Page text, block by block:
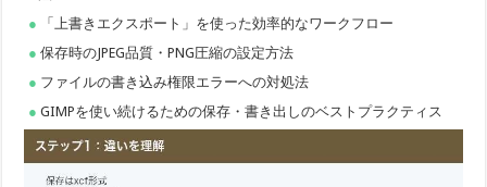
「上書きエクスポート」を使った効率的なワークフロー
保存時のJPEG品質・PNG圧縮の設定方法
ファイルの書き込み権限エラーへの対処法
GIMPを使い続けるための保存・書き出しのベストプラクティス